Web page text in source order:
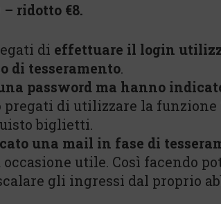
ridotto €8.
di effettuare il login
di tesseramento.
password ma hanno
pregati di utilizzare la funzione
biglietti.
una mail in fase di
utile. Così facendo
gli ingressi dal proprio